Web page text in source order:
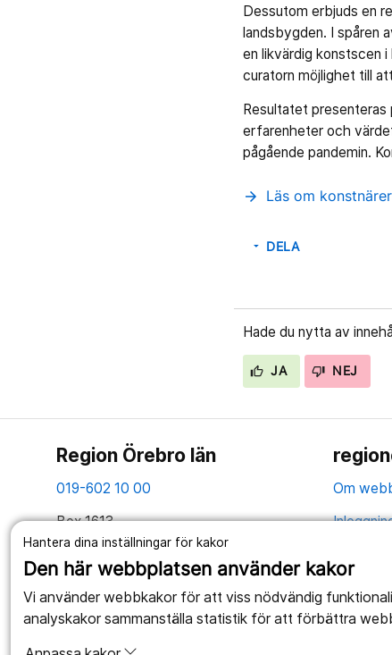
Hantera dina inställningar för kakor
Den här webbplatsen använder kakor
Vi använder webbkakor för att viss nödvändig
analyskakor sammanställa statistik för att förbättra
Dessutom erbjuds en
landsbygden. I spåren
en likvärdig konstscen
curatorn möjlighet till
Resultatet presenteras
erfarenheter och
pågående pandemin.
arrow_forward Läs om
arrow_drop_down DELA
Hade du nytta av
JA NEJ
Region Örebro län
019-602 10 00
Box 1613
701 16 Örebro
Organisationsnummer: 2321000164
Tillsammans skapar vi ett bättre liv
Om